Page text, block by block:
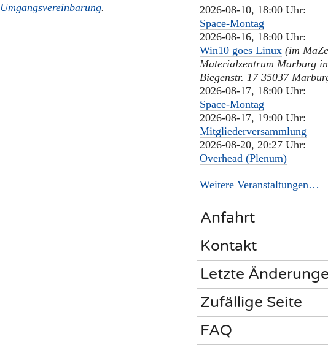
Umgangsvereinbarung.
2026-08-10, 18:00 Uhr:
Space-Montag
2026-08-16, 18:00 Uhr:
Win10 goes Linux (im
Materialzentrum Marburg
Biegenstr. 17 35037
2026-08-17, 18:00 Uhr:
Space-Montag
2026-08-17, 19:00 Uhr:
Mitgliederversammlung
2026-08-20, 20:27 Uhr:
Overhead (Plenum)
Weitere Veranstaltungen…
Anfahrt
Kontakt
Letzte
Zufällige Seite
FAQ